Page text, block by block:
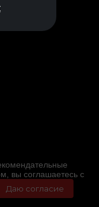
вы соглашаетесь с
Даю согласие